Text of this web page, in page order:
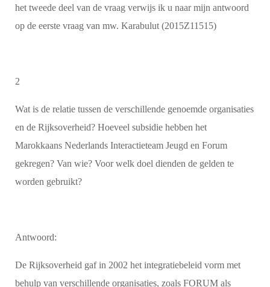
het tweede deel van de vraag verwijs ik u naar mijn antwoord
op de eerste vraag van mw. Karabulut (2015Z11515)
2
Wat is de relatie tussen de verschillende genoemde organisaties
en de Rijksoverheid? Hoeveel subsidie hebben het
Marokkaans Nederlands Interactieteam Jeugd en Forum
gekregen? Van wie? Voor welk doel dienden de gelden te
worden gebruikt?
Antwoord:
De Rijksoverheid gaf in 2002 het integratiebeleid vorm met
behulp van verschillende organisaties, zoals FORUM als